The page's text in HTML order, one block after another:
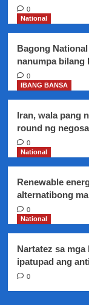
sa
malaking
ng
bansa
araw
0
National
Bagong
nanumpa bilang
0
IBANG BANSA
Iran, wala pang
round ng
0
National
Renewable
alternatibong
0
National
Nartatez sa
ipatupad ang
0